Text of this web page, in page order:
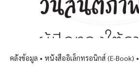
คลังข้อมูล • หนังสืออิเล็กทรอนิกส์ (E-Book) •